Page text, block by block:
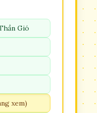
Gió
xem)